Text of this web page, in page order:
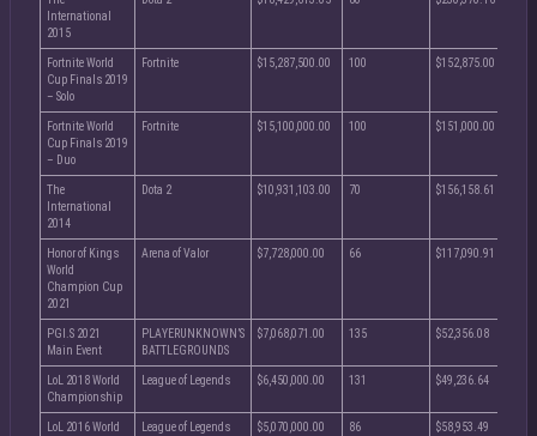
International
2015
Fortnite World
Cup Finals 2019
– Solo
Fortnite $15,287,500.00 100 $152,875.00
Fortnite World
Cup Finals 2019
– Duo
Fortnite $15,100,000.00 100 $151,000.00
The
International
2014
Dota 2 $10,931,103.00 70 $156,158.61
Honor of Kings
World
Champion Cup
2021
Arena of Valor $7,728,000.00 66 $117,090.91
PGI.S 2021
Main Event
PLAYERUNKNOWN’S
BATTLEGROUNDS
$7,068,071.00 135 $52,356.08
LoL 2018 World
Championship
League of Legends $6,450,000.00 131 $49,236.64
LoL 2016 World
League of Legends $5,070,000.00 86 $58,953.49